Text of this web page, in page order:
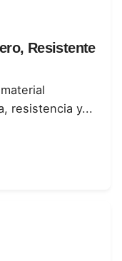
Resistente
resistencia y...